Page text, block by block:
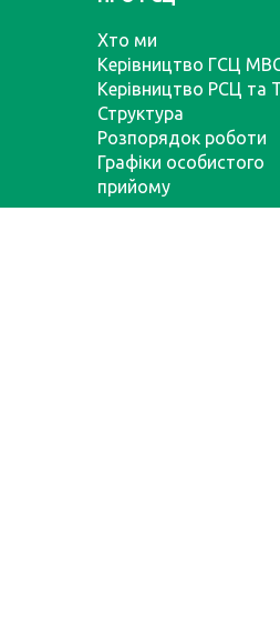
Хто ми
Керівництво ГСЦ
Керівництво РСЦ та
Структура
Розпорядок роботи
Графіки особистого
прийому